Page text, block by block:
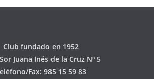
Club fundado en 1952
Juana Inés de la Cruz Nº 5
Fax: 985 15 59 83